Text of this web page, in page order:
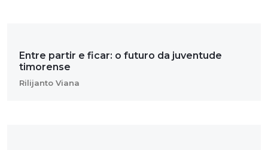
Entre partir e ficar: o futuro da juventude
timorense
Rilijanto Viana